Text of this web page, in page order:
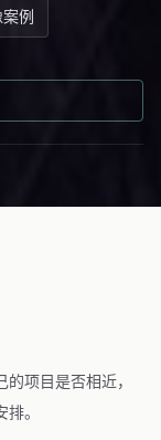
例
项目是否相近，
。